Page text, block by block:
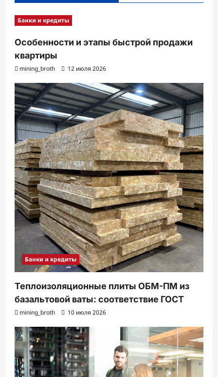
Банки и кредиты
Особенности и этапы быстрой продажи
квартиры
mining_broth 12 июля 2026
Банки и кредиты
Теплоизоляционные плиты ОБМ-ПМ из
базальтовой ваты: соответствие ГОСТ
mining_broth 10 июля 2026